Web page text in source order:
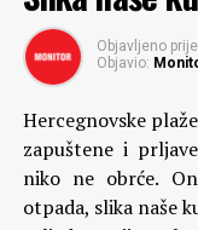
Objavljeno prije
Objavio:
Hercegnovske
zapuštene i
niko ne obrće.
otpada, slika naše